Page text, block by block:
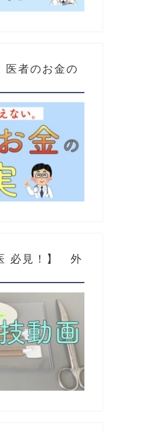
医者のお金の
必見！】 外